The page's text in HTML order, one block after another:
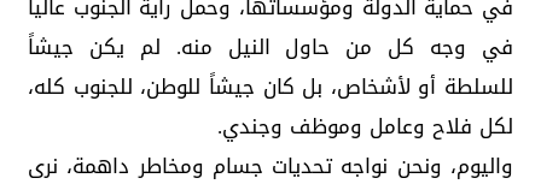
في وجه كل من حاول النيل منه. لم يكن جيشاً
للسلطة أو لأشخاص، بل كان جيشاً للوطن، للجنوب كله،
لكل فلاح وعامل وموظف وجندي.
واليوم، ونحن نواجه تحديات جسام ومخاطر داهمة، نرى